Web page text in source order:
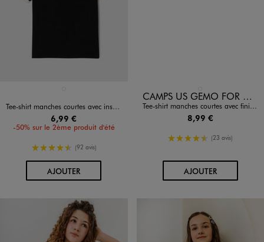
Tee-shirt manches courtes avec inscription et finitions contrastantes fille
6,99 €
-50% sur le 2ème produit d'été
4.5/5 de moyenne
(92 avis)
AJOUTERAU PANIER
Disponible en 1 coloris CAMPS US GEMO FOR GOOD
Tee-shirt manches courtes avec finitions contrastantes fille - Camps United
8,99 €
4.5/5 de moyenne
(23 avis)
AJOUTERAU PANIER